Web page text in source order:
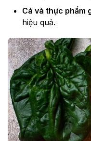
Cá và thực phẩm
hiệu quả.